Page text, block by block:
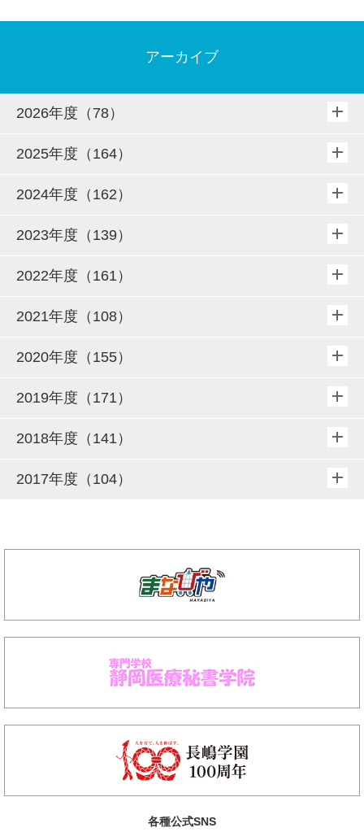
アーカイブ
2026年度（78）
2025年度（164）
2024年度（162）
2023年度（139）
2022年度（161）
2021年度（108）
2020年度（155）
2019年度（171）
2018年度（141）
2017年度（104）
各種公式SNS